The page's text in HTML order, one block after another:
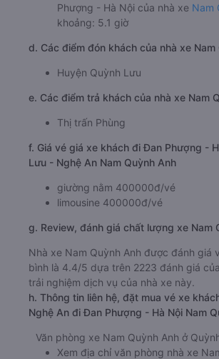
Phượng - Hà Nội của nhà xe Nam
khoảng: 5.1 giờ
d. Các điểm đón khách của nhà xe Nam
Huyện Quỳnh Lưu
e. Các điểm trả khách của nhà xe Nam
Thị trấn Phùng
f. Giá vé giá xe khách đi Đan Phượng -
Lưu - Nghệ An Nam Quỳnh Anh
giường nằm 400000đ/vé
limousine 400000đ/vé
g. Review, đánh giá chất lượng xe Nam
Nhà xe Nam Quỳnh Anh được đánh giá
bình là 4.4/5 dựa trên 2223 đánh giá
trải nghiệm dịch vụ của nhà xe này.
h. Thông tin liên hệ, đặt mua vé xe
Nghệ An đi Đan Phượng - Hà Nội Nam
Văn phòng xe Nam Quỳnh Anh ở
Xem địa chỉ văn phòng nhà xe